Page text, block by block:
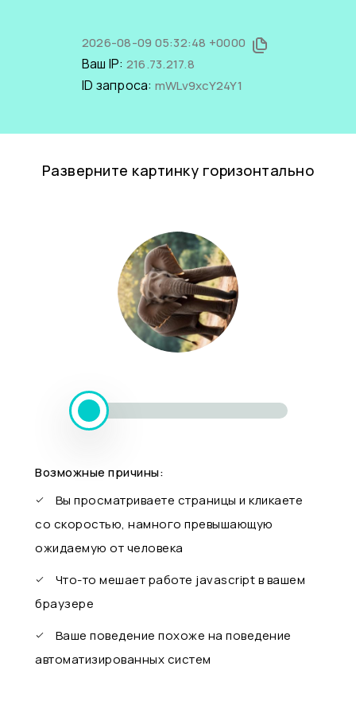
2026-08-09 05:32:48 +0000
Ваш IP: 216.73.217.8
ID запроса: mWLv9xcY24Y1
Разверните картинку горизонтально
Возможные причины:
Вы просматриваете страницы и кликаете
со скоростью, намного превышающую
ожидаемую от человека
Что-то мешает работе javascript в вашем
браузере
Ваше поведение похоже на поведение
автоматизированных систем